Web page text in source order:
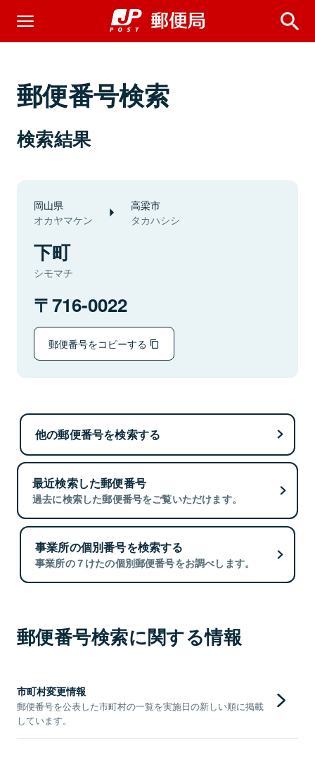
郵便番号検索
検索結果
岡山県
オカヤマケン
高梁市
タカハシシ
下町
シモマチ
716-0022
郵便番号をコピーする
他の郵便番号を検索する
最近検索した郵便番号
過去に検索した郵便番号をご覧いただけます。
事業所の個別番号を検索する
事業所の７けたの個別郵便番号をお調べします。
郵便番号検索に関する情報
市町村変更情報
郵便番号を公表した市町村の一覧を実施日の新しい順に掲載
しています。